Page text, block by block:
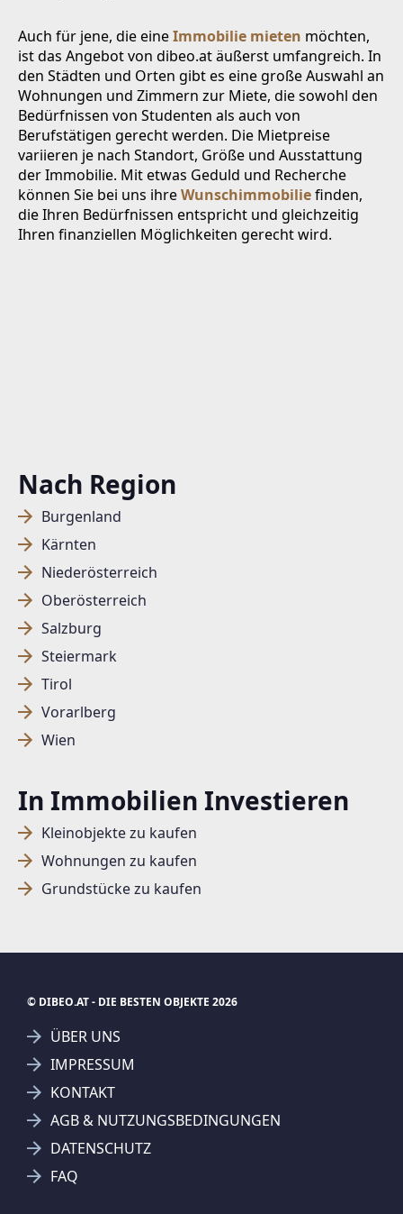
Nach Region
Burgenland
Kärnten
Niederösterreich
Oberösterreich
Salzburg
Steiermark
Tirol
Vorarlberg
Wien
In Immobilien Investieren
Kleinobjekte zu kaufen
Wohnungen zu kaufen
Grundstücke zu kaufen
SUCHAGENT ANLEGEN FÜR DIE
AKTUELLEN SUCHKRITERIEN
Sie weitere Filter!
in den Datenschutzbestimmungen
zu.
Auch für jene, die eineImmobilie mieten möchten,
ist das Angebot von dibeo.at äußerst umfangreich. In
den Städten und Orten gibt es eine große Auswahl an
Wohnungen und Zimmern zur Miete, die sowohl den
Bedürfnissen von Studenten als auch von
Berufstätigen gerecht werden. Die Mietpreise
variieren je nach Standort, Größe und Ausstattung
der Immobilie. Mit etwas Geduld und Recherche
können Sie bei uns ihreWunschimmobiliefinden,
die Ihren Bedürfnissen entspricht und gleichzeitig
Ihren finanziellen Möglichkeiten gerecht wird.
© DIBEO.AT - DIE BESTEN OBJEKTE 2026
ÜBER UNS
IMPRESSUM
KONTAKT
AGB & NUTZUNGSBEDINGUNGEN
DATENSCHUTZ
FAQ